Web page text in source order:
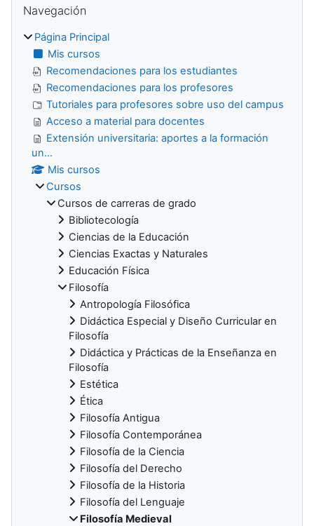
Navegación
Página Principal
Mis cursos
Recomendaciones para los estudiantes
Recomendaciones para los profesores
Tutoriales para profesores sobre uso del campus
Acceso a material para docentes
Extensión universitaria: aportes a la formación
un...
Mis cursos
Cursos
Cursos de carreras de grado
Bibliotecología
Ciencias de la Educación
Ciencias Exactas y Naturales
Educación Física
Filosofía
Antropología Filosófica
Didáctica Especial y Diseño Curricular en
Filosofía
Didáctica y Prácticas de la Enseñanza en
Filosofía
Estética
Ética
Filosofía Antigua
Filosofía Contemporánea
Filosofía de la Ciencia
Filosofía del Derecho
Filosofía de la Historia
Filosofía del Lenguaje
Filosofía Medieval